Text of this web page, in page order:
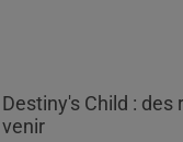
Destiny's Child :
venir